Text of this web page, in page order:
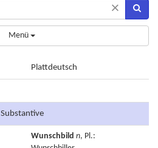
×
Menü
Plattdeutsch
Substantive
Wunschbild n, Pl.: